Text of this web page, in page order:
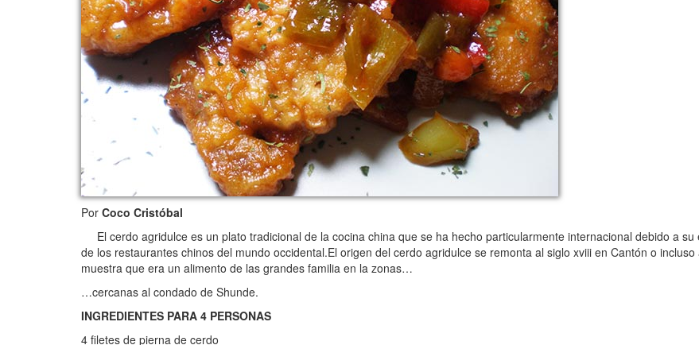
Por Coco Cristóbal
El cerdo agridulce es un plato tradicional de la cocina china que se ha hecho particularmente internacional debido a su
de los restaurantes chinos del mundo occidental.El origen del cerdo agridulce se remonta al siglo xviii en Cantón o
muestra que era un alimento de las grandes familia en la zonas…
…cercanas al condado de Shunde.
INGREDIENTES PARA 4 PERSONAS
4 filetes de pierna de cerdo